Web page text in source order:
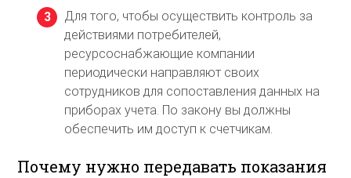
Для того, чтобы осуществить контроль за
действиями потребителей,
ресурсоснабжающие компании
периодически направляют своих
сотрудников для сопоставления данных на
приборах учета. По закону вы должны
обеспечить им доступ к счетчикам.
Почему нужно передавать показания